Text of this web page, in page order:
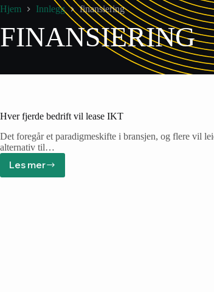
Hjem Innlegg finansiering
FINANSIERING
Hver fjerde bedrift vil lease IKT
Det foregår et paradigmeskifte i bransjen, og flere vil
alternativ til…
Les mer